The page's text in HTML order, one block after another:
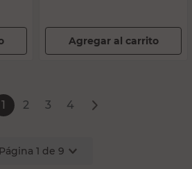
Agregar al carrito
1 2 3 4
Página 1 de 9